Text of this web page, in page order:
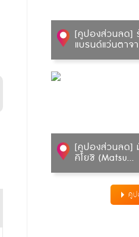
[คูปองส่วนลด]
แบรนด์แว่นตาจ
[คูปองส่วนลด]
คิโยชิ (Matsu...
คู